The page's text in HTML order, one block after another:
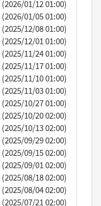
(2026/01/12 01:00)
(2026/01/05 01:00)
(2025/12/08 01:00)
(2025/12/01 01:00)
(2025/11/24 01:00)
(2025/11/17 01:00)
(2025/11/10 01:00)
(2025/11/03 01:00)
(2025/10/27 01:00)
(2025/10/20 02:00)
(2025/10/13 02:00)
(2025/09/29 02:00)
(2025/09/15 02:00)
(2025/09/01 02:00)
(2025/08/18 02:00)
(2025/08/04 02:00)
(2025/07/21 02:00)